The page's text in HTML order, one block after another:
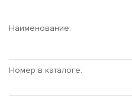
Наименование:
Номер в каталоге: